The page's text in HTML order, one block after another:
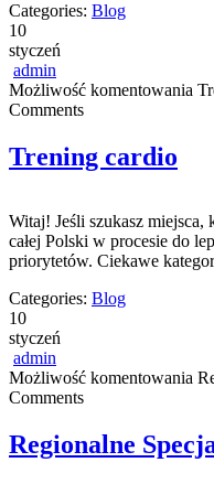
Categories: Blog
10
styczeń
admin
Możliwość komentowania
Comments
Trening cardio
Witaj! Jeśli szukasz
całej Polski w procesie do
priorytetów. Ciekawe
Categories: Blog
10
styczeń
admin
Możliwość komentowania
Comments
Regionalne